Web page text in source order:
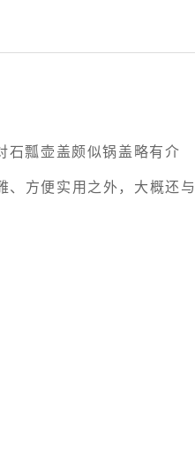
石瓢壶盖颇似锅盖略有介
、方便实用之外，大概还与